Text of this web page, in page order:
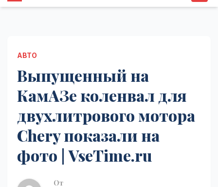
АВТО
Выпущенный на
КамАЗе коленвал для
двухлитрового мотора
Chery показали на
фото | VseTime.ru
От